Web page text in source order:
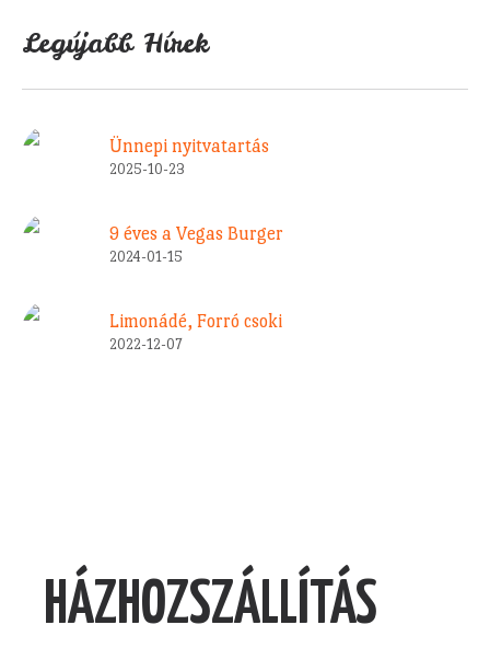
Legújabb Hírek
Ünnepi nyitvatartás
2025-10-23
9 éves a Vegas Burger
2024-01-15
Limonádé, Forró csoki
2022-12-07
HÁZHOZSZÁLLÍTÁS